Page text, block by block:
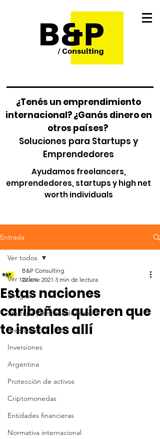
¿Tenés un emprendimiento
internacional? ¿Ganás dinero en
otros países?
Soluciones para Startups y
Emprendedores
Ayudamos freelancers,
emprendedores, startups y high net
worth individuals
Entrada
Ver todos
Emigrar
Startups y emprendedores
Freelancers
Inversiones
Argentina
Protección de activos
Criptomonedas
Entidades financieras
Normativa internacional
Ver todos
Estas naciones
caribeñas quieren que
te instales allí
B&P Consulting
22 ene 2021 3 min de lectura